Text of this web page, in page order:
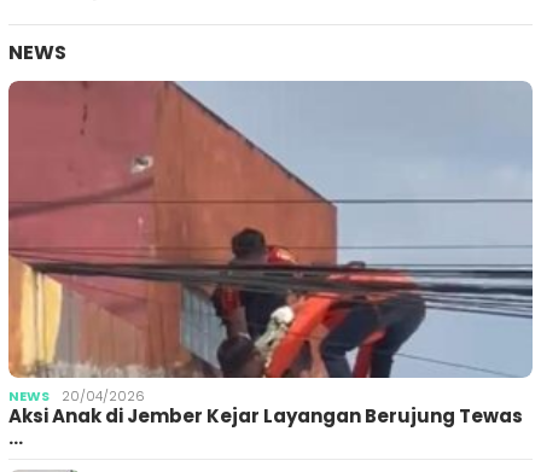
NEWS
NEWS 20/04/2026
Aksi Anak di Jember Kejar Layangan Berujung Tewas
…